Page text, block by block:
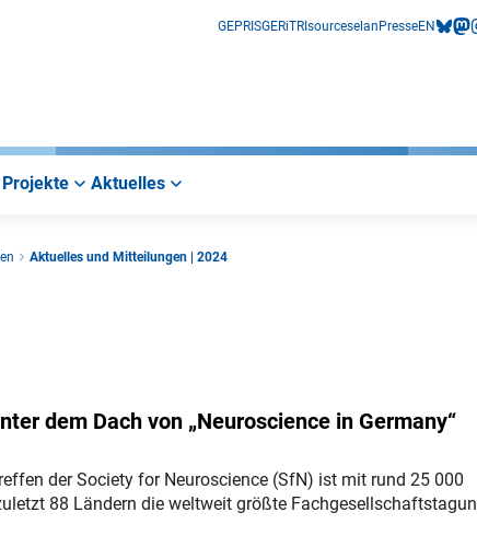
GEPRISGERiTRIsourceselan PresseEN
Aktuelles
Aktuelles und Mitteilungen | 2024
dem Dach von „Neuroscience in Germany“
der Society for Neuroscience (SfN) ist mit rund 25 000
88 Ländern die weltweit größte